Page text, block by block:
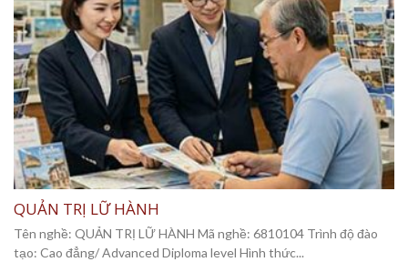
QUẢN TRỊ LỮ HÀNH
Tên nghề: QUẢN TRỊ LỮ HÀNH Mã nghề: 6810104 Trình độ đào
tạo: Cao đẳng/ Advanced Diploma level Hình thức...